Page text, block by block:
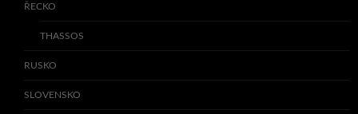
ŘECKO
THASSOS
RUSKO
SLOVENSKO